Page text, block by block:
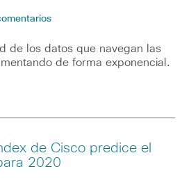
de los datos que navegan las
de forma exponencial.
de Cisco predice el
2020